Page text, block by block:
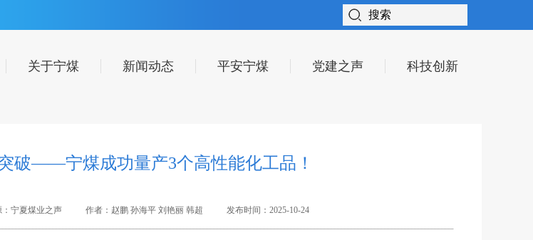
关于宁煤 新闻动态 平安宁煤 党建之声 科技创新
破——宁煤成功量产3个高性能化工品！
：宁夏煤业之声 作者：赵鹏 孙海平 刘艳丽 韩超 发布时间：2025-10-24